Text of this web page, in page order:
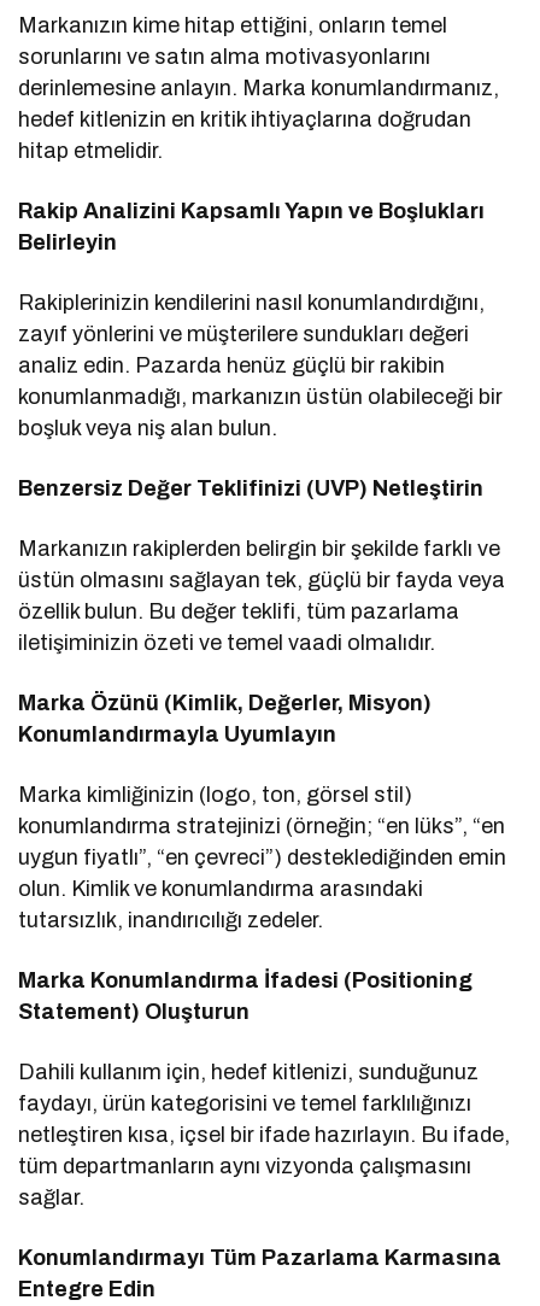
Markanızın kime hitap ettiğini, onların temel
sorunlarını ve satın alma motivasyonlarını
derinlemesine anlayın. Marka konumlandırmanız,
hedef kitlenizin en kritik ihtiyaçlarına doğrudan
hitap etmelidir.
Rakip Analizini Kapsamlı Yapın ve Boşlukları
Belirleyin
Rakiplerinizin kendilerini nasıl konumlandırdığını,
zayıf yönlerini ve müşterilere sundukları değeri
analiz edin. Pazarda henüz güçlü bir rakibin
konumlanmadığı, markanızın üstün olabileceği bir
boşluk veya niş alan bulun.
Benzersiz Değer Teklifinizi (UVP) Netleştirin
Markanızın rakiplerden belirgin bir şekilde farklı ve
üstün olmasını sağlayan tek, güçlü bir fayda veya
özellik bulun. Bu değer teklifi, tüm pazarlama
iletişiminizin özeti ve temel vaadi olmalıdır.
Marka Özünü (Kimlik, Değerler, Misyon)
Konumlandırmayla Uyumlayın
Marka kimliğinizin (logo, ton, görsel stil)
konumlandırma stratejinizi (örneğin; “en lüks”, “en
uygun fiyatlı”, “en çevreci”) desteklediğinden emin
olun. Kimlik ve konumlandırma arasındaki
tutarsızlık, inandırıcılığı zedeler.
Marka Konumlandırma İfadesi (Positioning
Statement) Oluşturun
Dahili kullanım için, hedef kitlenizi, sunduğunuz
faydayı, ürün kategorisini ve temel farklılığınızı
netleştiren kısa, içsel bir ifade hazırlayın. Bu ifade,
tüm departmanların aynı vizyonda çalışmasını
sağlar.
Konumlandırmayı Tüm Pazarlama Karmasına
Entegre Edin